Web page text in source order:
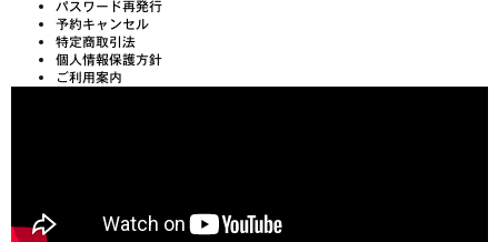
パスワード再発行
予約キャンセル
特定商取引法
個人情報保護方針
ご利用案内